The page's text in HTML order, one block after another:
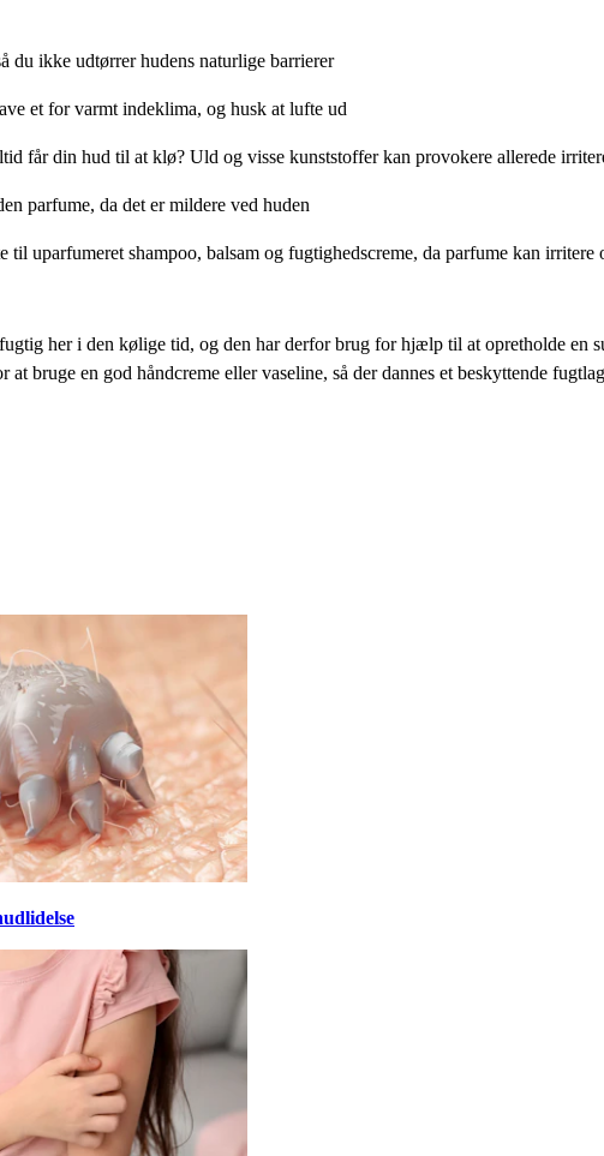
du ikke udtørrer hudens naturlige barrierer
et for varmt indeklima, og husk at lufte ud
får din hud til at klø? Uld og visse kunststoffer kan provokere allerede
parfume, da det er mildere ved huden
til uparfumeret shampoo, balsam og fugtighedscreme, da parfume kan
her i den kølige tid, og den har derfor brug for hjælp til at opretholde en
bruge en god håndcreme eller vaseline, så der dannes et beskyttende